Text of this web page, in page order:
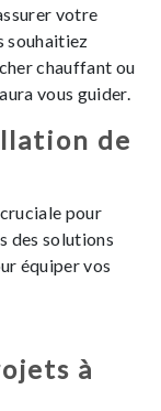
votre
souhaitiez
chauffant ou
vous guider.
de
pour
des solutions
équiper vos
à